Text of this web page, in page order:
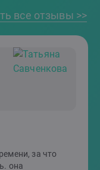
все отзывы >>
за что
она